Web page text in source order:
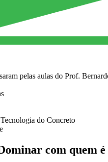
pelas aulas do Prof.
do Concreto
com quem